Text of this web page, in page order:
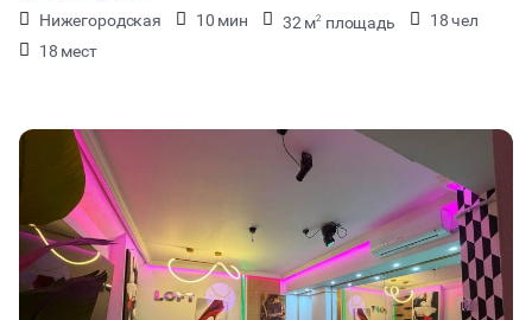
Нижегородская 10 мин 32 м2 площадь
18 чел
18 мест